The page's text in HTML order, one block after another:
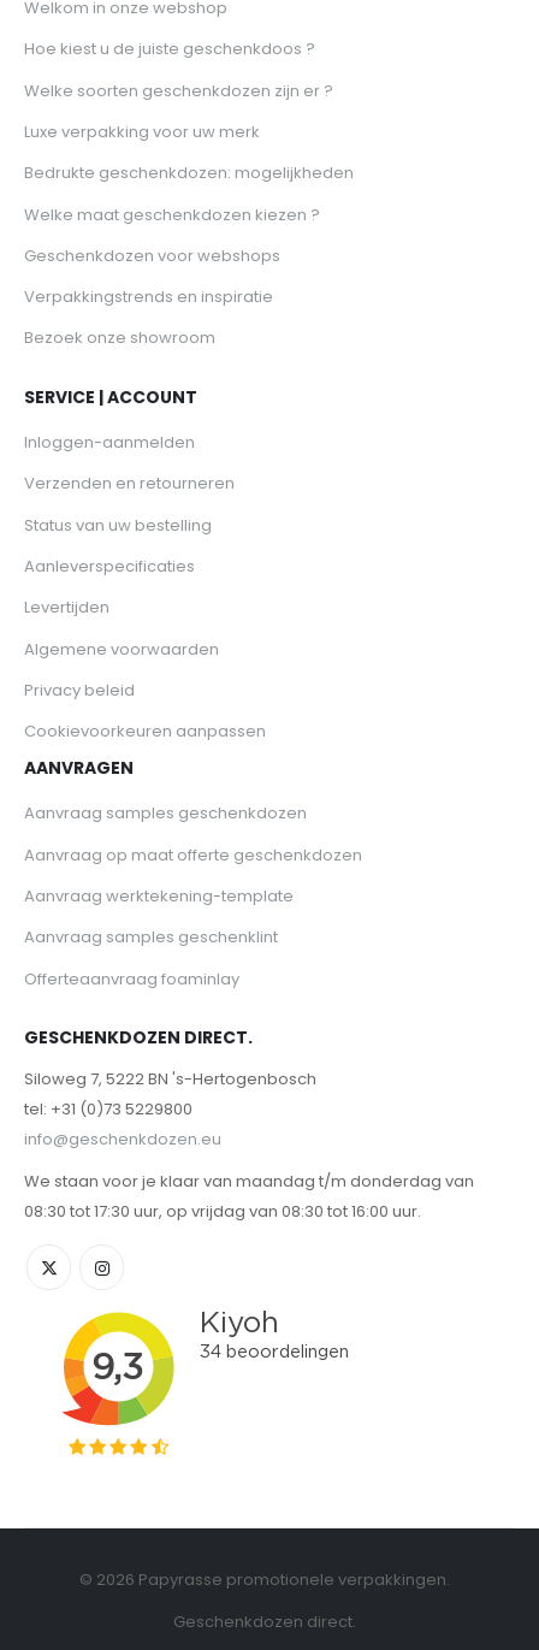
Welkom in onze webshop
Hoe kiest u de juiste geschenkdoos ?
Welke soorten geschenkdozen zijn er ?
Luxe verpakking voor uw merk
Bedrukte geschenkdozen: mogelijkheden
Welke maat geschenkdozen kiezen ?
Geschenkdozen voor webshops
Verpakkingstrends en inspiratie
Bezoek onze showroom
SERVICE | ACCOUNT
Inloggen-aanmelden
Verzenden en retourneren
Status van uw bestelling
Aanleverspecificaties
Levertijden
Algemene voorwaarden
Privacy beleid
Cookievoorkeuren aanpassen
AANVRAGEN
Aanvraag samples geschenkdozen
Aanvraag op maat offerte geschenkdozen
Aanvraag werktekening-template
Aanvraag samples geschenklint
Offerteaanvraag foaminlay
GESCHENKDOZEN DIRECT.
Siloweg 7, 5222 BN 's-Hertogenbosch
tel: +31 (0)73 5229800
info@geschenkdozen.eu
We staan voor je klaar van maandag t/m donderdag van
08:30 tot 17:30 uur, op vrijdag van 08:30 tot 16:00 uur.
© 2026 Papyrasse promotionele verpakkingen.
Geschenkdozen direct.